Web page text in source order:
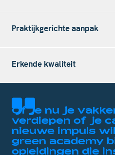
Praktijkgerichte aanpak
Erkende kwaliteit
Of je nu je
verdiepen of je
nieuwe impuls
green academy
opleidingen die